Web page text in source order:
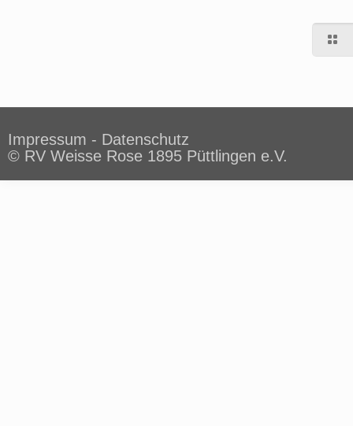
Impressum - Datenschutz
© RV Weisse Rose 1895 Püttlingen e.V.